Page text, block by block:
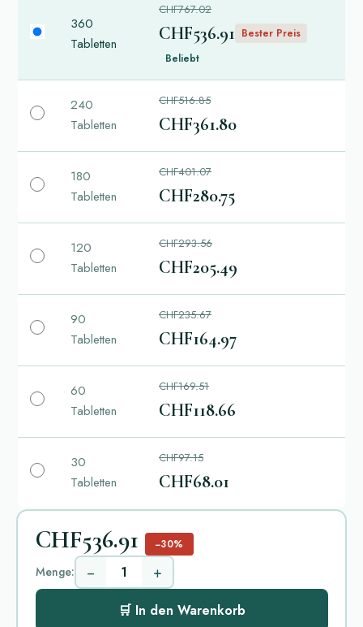
360
Tabletten
CHF767.02
CHF536.91 Bester Preis
Beliebt
240
Tabletten
CHF516.85
CHF361.80
180
Tabletten
CHF401.07
CHF280.75
120
Tabletten
CHF293.56
CHF205.49
90
Tabletten
CHF235.67
CHF164.97
60
Tabletten
CHF169.51
CHF118.66
30
Tabletten
CHF97.15
CHF68.01
CHF536.91 −30%
Menge: − +
🛒 In den Warenkorb